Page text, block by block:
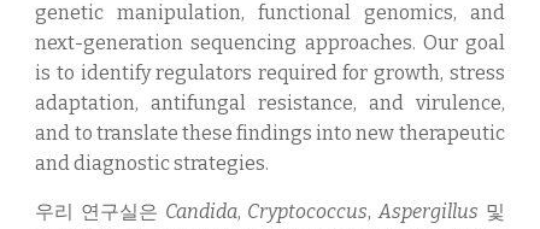
genetic manipulation, functional genomics, and
next-generation sequencing approaches. Our goal
is to identify regulators required for growth, stress
adaptation, antifungal resistance, and virulence,
and to translate these findings into new therapeutic
and diagnostic strategies.
우리 연구실은 Candida, Cryptococcus,Aspergillus 및